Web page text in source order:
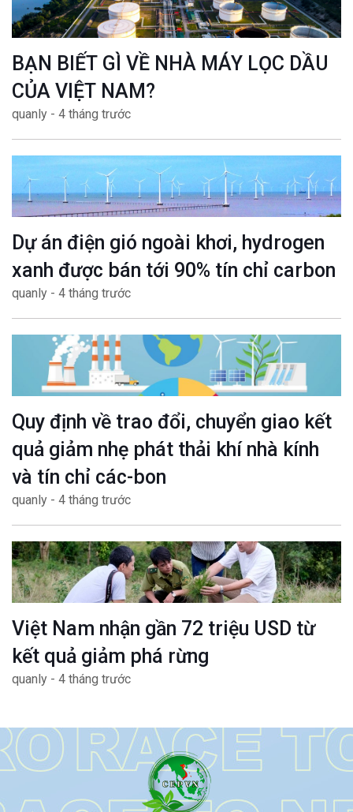
BẠN BIẾT GÌ VỀ NHÀ MÁY LỌC DẦU
CỦA VIỆT NAM?
quanly - 4 tháng trước
Dự án điện gió ngoài khơi, hydrogen
xanh được bán tới 90% tín chỉ carbon
quanly - 4 tháng trước
Quy định về trao đổi, chuyển giao kết
quả giảm nhẹ phát thải khí nhà kính
và tín chỉ các-bon
quanly - 4 tháng trước
Việt Nam nhận gần 72 triệu USD từ
kết quả giảm phá rừng
quanly - 4 tháng trước